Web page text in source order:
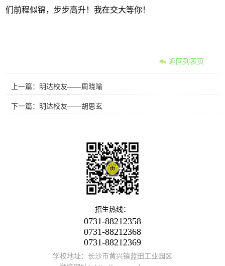
们前程似锦，步步高升！我在交大等你！
上一篇：明达校友——周晓喻
下一篇：明达校友——胡思玄
返回列表页
招生热线：
0731-88212358
0731-88212368
0731-88212369
学校地址：长沙市黄兴镇蓝田工业园区